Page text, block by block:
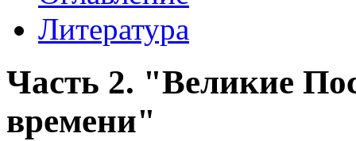
Литература
Часть 2. "Великие
времени"